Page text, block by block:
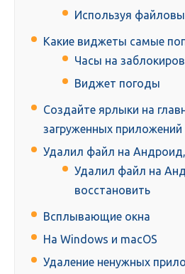
Используя
Какие виджеты самые
Часы на
Виджет погоды
Создайте ярлыки на
загруженных приложений
Удалил файл на Андроид,
Удалил файл на
восстановить
Всплывающие окна
На Windows и macOS
Удаление ненужных